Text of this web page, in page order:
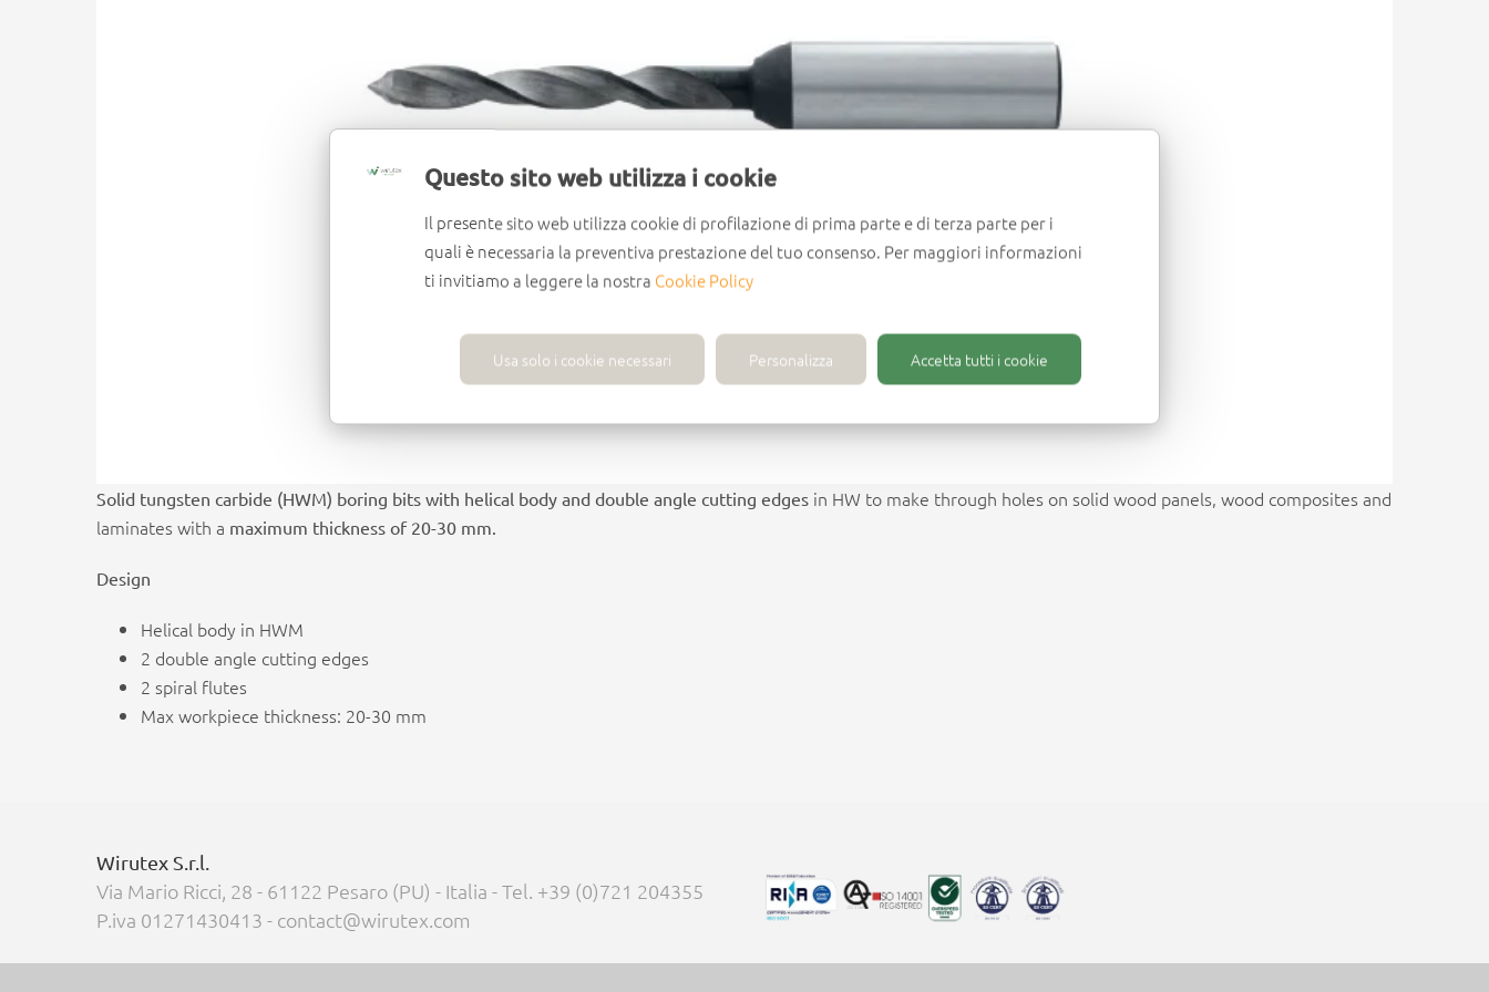
Questo sito web utilizza i cookie
Il presente sito web utilizza cookie di profilazione di prima parte e di terza parte per i
quali è necessaria la preventiva prestazione del tuo consenso. Per maggiori informazioni
ti invitiamo a leggere la nostra Cookie Policy
Usa solo i cookie necessari Personalizza Accetta tutti i cookie
Solid tungsten carbide (HWM) boring bits with helical body and double angle cutting edges in HW to make through holes on solid wood panels, wood composites and
laminates with a maximum thickness of 20-30 mm.
Design
Helical body in HWM
2 double angle cutting edges
2 spiral flutes
Max workpiece thickness: 20-30 mm
Wirutex S.r.l.
Via Mario Ricci, 28 - 61122 Pesaro (PU) - Italia - Tel. +39 (0)721 204355
P.iva 01271430413 - contact@wirutex.com